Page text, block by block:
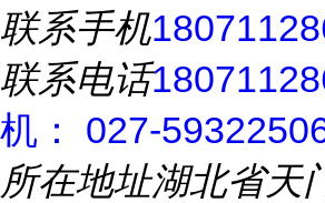
联系手机
联系电话
机： 027-
所在地址湖北省天